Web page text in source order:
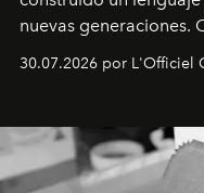
nuevas generaciones.
Latinoamérica, sobre
30.07.2026 por L'Officiel